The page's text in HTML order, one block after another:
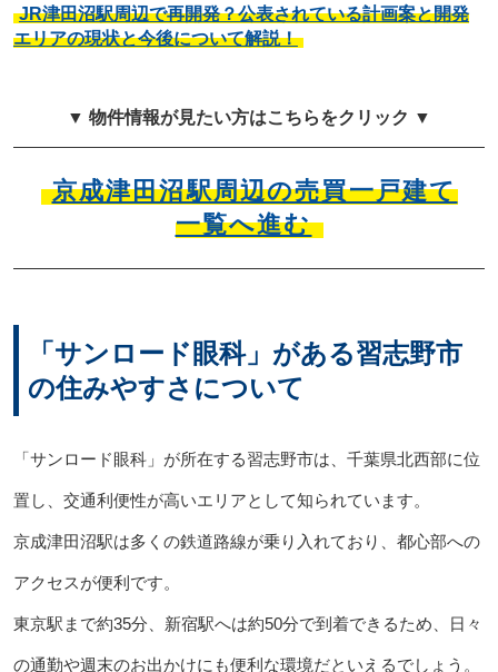
JR津田沼駅周辺で再開発？公表されている計画案と開発
エリアの現状と今後について解説！
▼ 物件情報が見たい方はこちらをクリック ▼
京成津田沼駅周辺の売買一戸建て
一覧へ進む
「サンロード眼科」がある習志野市
の住みやすさについて
「サンロード眼科」が所在する習志野市は、千葉県北西部に位
置し、交通利便性が高いエリアとして知られています。
京成津田沼駅は多くの鉄道路線が乗り入れており、都心部への
アクセスが便利です。
東京駅まで約35分、新宿駅へは約50分で到着できるため、日々
の通勤や週末のお出かけにも便利な環境だといえるでしょう。